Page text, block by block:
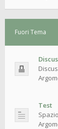
Fuori Tema
Test